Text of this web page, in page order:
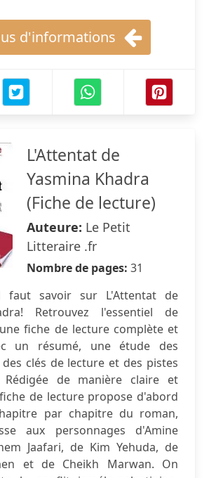
d'informations
L'Attentat de
Yasmina Khadra
(Fiche de lecture)
Auteure: Le Petit
Litteraire .fr
Nombre de pages: 31
faut savoir sur L'Attentat de
Retrouvez l'essentiel de
fiche de lecture complète et
un résumé, une étude des
clés de lecture et des pistes
de manière claire et
de lecture propose d'abord
par chapitre du roman,
aux personnages d'Amine
Jaafari, de Kim Yehuda, de
et de Cheikh Marwan. On